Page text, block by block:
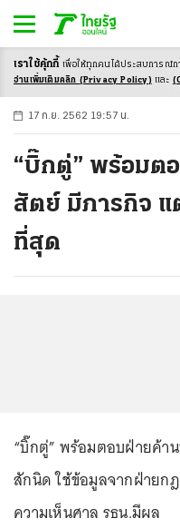
-ก ก ก+
17 ก.ย. 2562 19:57 น.
“บิ๊กตู่” พร้อมต
สัตย์ มีภารกิจ แ
ที่สุด
“บิ๊กตู่” พร้อมตอบฝ่ายค้า
สักนิด ใช้ข้อมูลจากฝ่ายก
ความเห็นศาล รธน.มีผล
เราใช้คุ้กกี้ เพื่อให้ทุกคนได้ประสบการณ์ก
อ่านเพิ่มเติมคลิก (Privacy Policy) และ